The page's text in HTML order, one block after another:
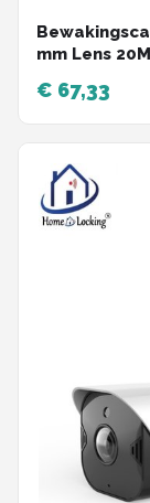
mm Lens
€ 67,33